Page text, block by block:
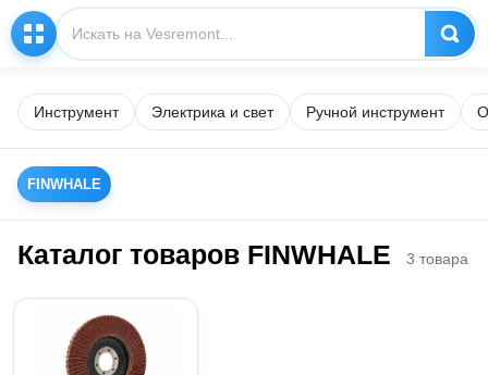
Инструмент Электрика и свет Ручной инструмент
FINWHALE
Каталог товаров FINWHALE 3 товара